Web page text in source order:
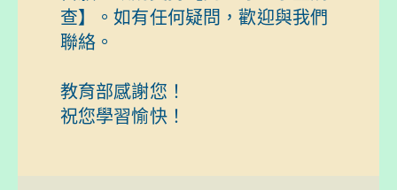
查】。如有任何疑問，歡迎與我們
聯絡。
教育部感謝您！
祝您學習愉快！